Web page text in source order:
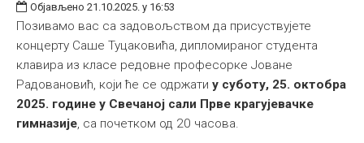
Објављено 21.10.2025. у 16:53
Позивамо вас са задовољством да присуствујете
концерту Саше Туцаковића, дипломираног студента
клавира из класе редовне професорке Јоване
Радовановић, који ће се одржати у суботу, 25. октобра
2025. године у Свечаној сали Прве крагујевачке
гимназије, са почетком од 20 часова.